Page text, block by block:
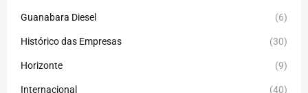
Guanabara Diesel (6)
Histórico das Empresas (30)
Horizonte (9)
Internacional (40)